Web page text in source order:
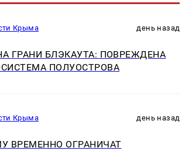
Крыма день назад
ГРАНИ БЛЭКАУТА: ПОВРЕЖДЕНА
ПОЛУОСТРОВА
Крыма день назад
ВРЕМЕННО ОГРАНИЧАТ